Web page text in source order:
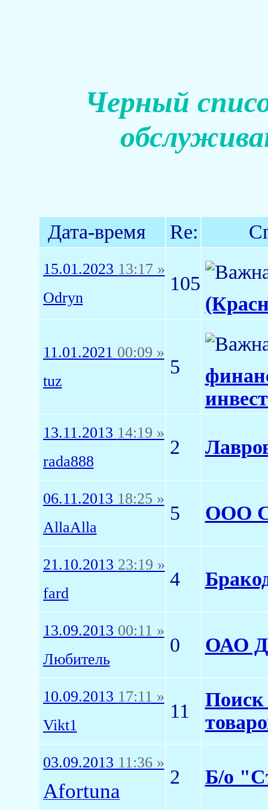
Черный
Дата-время Re:
15.01.2023 13:17 »
Odryn
105
11.01.2021 00:09 »
tuz
5
13.11.2013 14:19 »
rada888
2
06.11.2013 18:25 »
AllaAlla
5 ООО
21.10.2013 23:19 »
fard
4
13.09.2013 00:11 »
Любитель
0 ОАО
10.09.2013 17:11 »
Vikt1
11
Поиск
03.09.2013 11:36 »
Afortuna
2 Б/о